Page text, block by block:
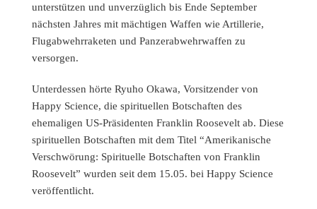
unterstützen und unverzüglich bis Ende September
nächsten Jahres mit mächtigen Waffen wie Artillerie,
Flugabwehrraketen und Panzerabwehrwaffen zu
versorgen.
Unterdessen hörte Ryuho Okawa, Vorsitzender von
Happy Science, die spirituellen Botschaften des
ehemaligen US-Präsidenten Franklin Roosevelt ab. Diese
spirituellen Botschaften mit dem Titel “Amerikanische
Verschwörung: Spirituelle Botschaften von Franklin
Roosevelt” wurden seit dem 15.05. bei Happy Science
veröffentlicht.